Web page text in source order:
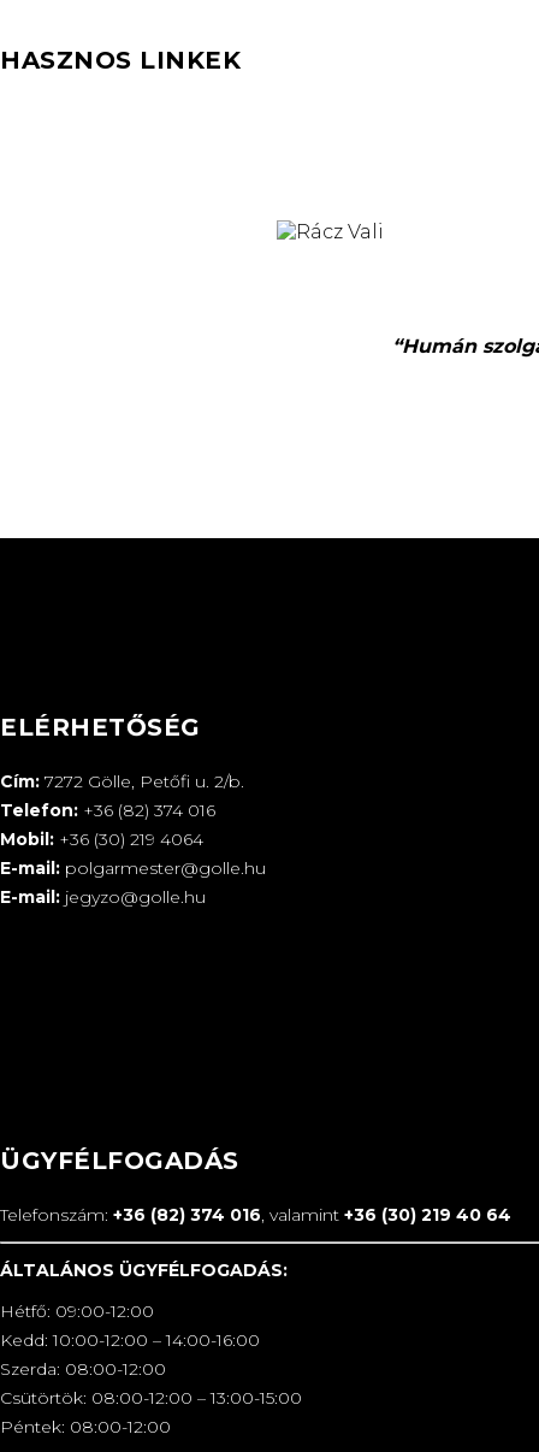
HASZNOS LINKEK
“Humán
ELÉRHETŐSÉG
Cím: 7272 Gölle, Petőfi u. 2/b.
Telefon: +36 (82) 374 016
Mobil: +36 (30) 219 4064
E-mail: polgarmester@golle.hu
E-mail: jegyzo@golle.hu
ÜGYFÉLFOGADÁS
Telefonszám: +36 (82) 374 016, valamint +36 (30) 219 40 64
ÁLTALÁNOS ÜGYFÉLFOGADÁS:
Hétfő: 09:00-12:00
Kedd: 10:00-12:00 – 14:00-16:00
Szerda: 08:00-12:00
Csütörtök: 08:00-12:00 – 13:00-15:00
Péntek: 08:00-12:00